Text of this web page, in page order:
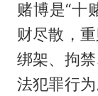
赌博是“十
财尽散，
绑架、拘
法犯罪行